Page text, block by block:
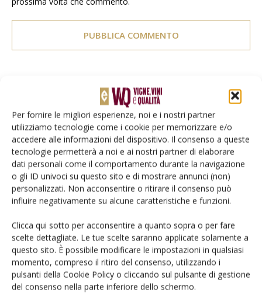
Per fornire le migliori esperienze, noi e i nostri partner
utilizziamo tecnologie come i cookie per memorizzare e/o
accedere alle informazioni del dispositivo. Il consenso a queste
tecnologie permetterà a noi e ai nostri partner di elaborare
dati personali come il comportamento durante la navigazione
o gli ID univoci su questo sito e di mostrare annunci (non)
personalizzati. Non acconsentire o ritirare il consenso può
influire negativamente su alcune caratteristiche e funzioni.
Clicca qui sotto per acconsentire a quanto sopra o per fare
scelte dettagliate. Le tue scelte saranno applicate solamente a
questo sito. È possibile modificare le impostazioni in qualsiasi
momento, compreso il ritiro del consenso, utilizzando i
pulsanti della Cookie Policy o cliccando sul pulsante di gestione
del consenso nella parte inferiore dello schermo.
Tecniche, prodotti e servizi dalle aziende
Catalogo Aziende e Prodotti
Un modo semplice per cercare un'azienda o un
prodotto!
Cerca adesso